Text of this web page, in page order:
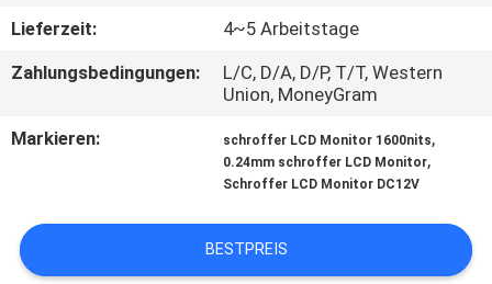
TRETEN
SIE
UNS
Lieferzeit:
4~5 Arbeitstage
Zahlungsbedingungen:
L/C, D/A, D/P, T/T, Western
Union, MoneyGram
Markieren:
schroffer LCD Monitor 1600nits,
0.24mm schroffer LCD Monitor,
Schroffer LCD Monitor DC12V
BESTPREIS